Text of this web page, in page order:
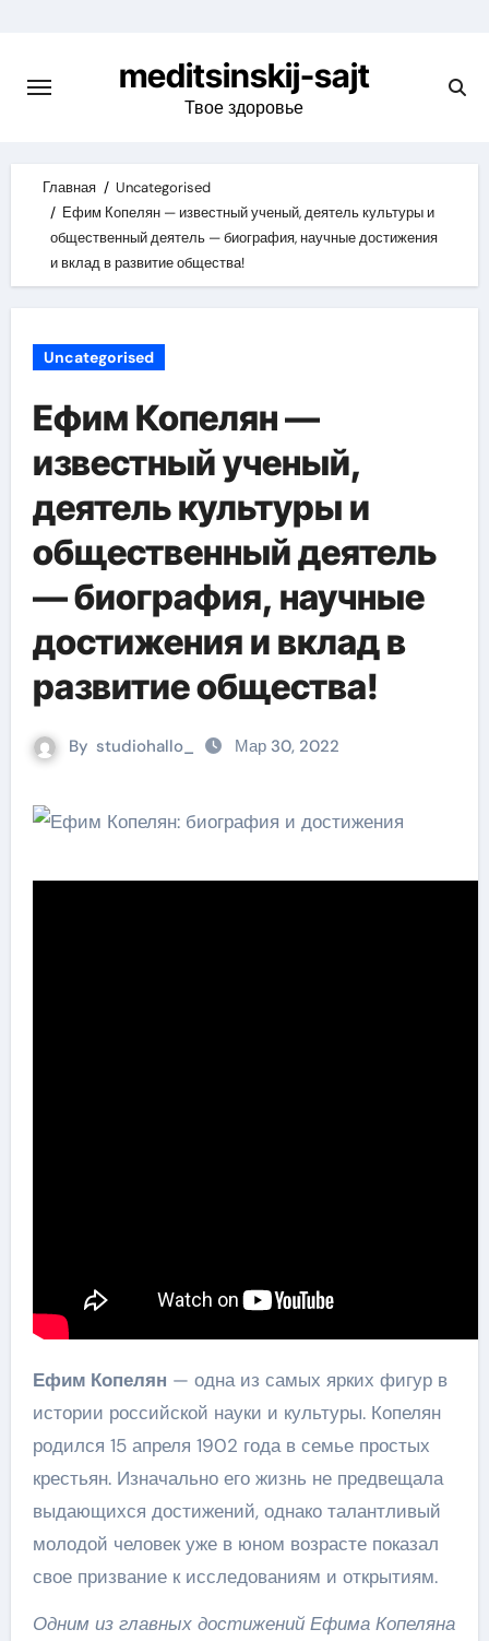
content
meditsinskij-sajt
Твое здоровье
Главная
Uncategorised
Ефим Копелян — известный ученый, деятель культуры и
общественный деятель — биография, научные достижения
и вклад в развитие общества!
Uncategorised
Ефим Копелян —
известный ученый,
деятель культуры и
общественный деятель
— биография, научные
достижения и вклад в
развитие общества!
By studiohallo_ Мар 30, 2022
Ефим Копелян — одна из самых ярких фигур в
истории российской науки и культуры. Копелян
родился 15 апреля 1902 года в семье простых
крестьян. Изначально его жизнь не предвещала
выдающихся достижений, однако талантливый
молодой человек уже в юном возрасте показал
свое призвание к исследованиям и открытиям.
Одним из главных достижений Ефима Копеляна